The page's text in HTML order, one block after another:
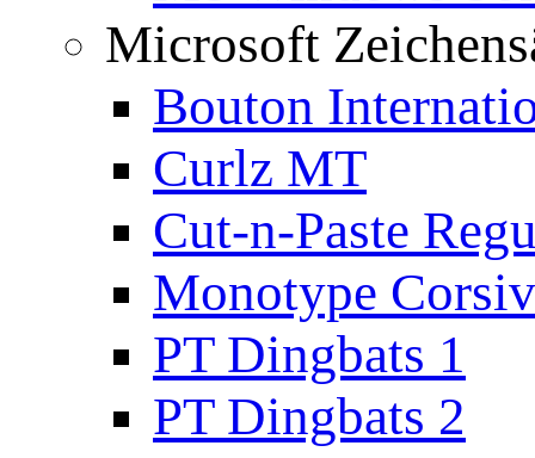
Microsoft
Bouton
Curlz MT
Cut-n-Paste
Monotype
PT Dingbats 1
PT Dingbats 2